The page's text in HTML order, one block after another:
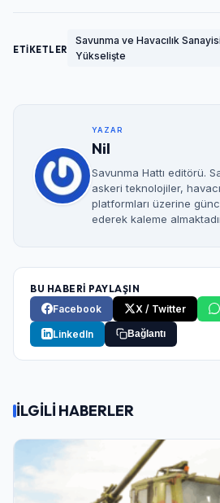
ETİKETLER
Savunma ve Havacılık
Yükselişte
YAZAR
Nil
Savunma Hattı editörü.
askeri teknolojiler,
platformları üzerine
ederek kaleme
BU HABERİ PAYLAŞIN
Facebook
X / Twitter
LinkedIn Bağlantı
İLGİLİ HABERLER